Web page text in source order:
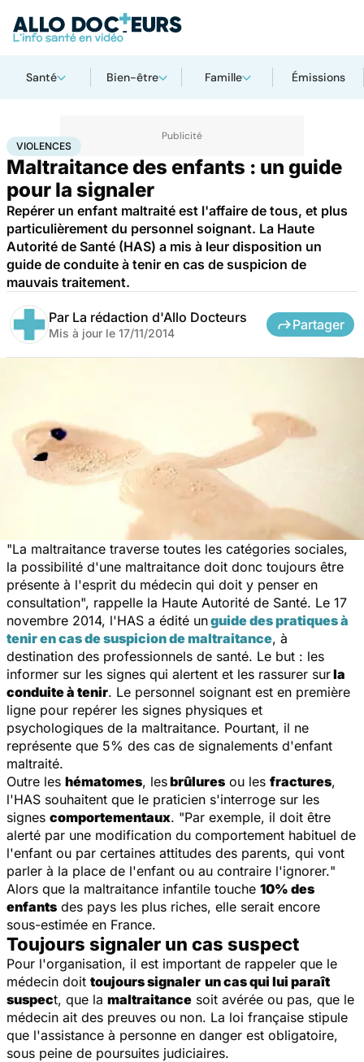
Santé Bien-être Famille Émissions
AccueilFamilleEnfant
VIOLENCES
Maltraitance des enfants : un guide
pour la signaler
Repérer un enfant maltraité est l'affaire de tous, et plus
particulièrement du personnel soignant. La Haute
Autorité de Santé (HAS) a mis à leur disposition un
guide de conduite à tenir en cas de suspicion de
mauvais traitement.
Par La rédaction d'Allo Docteurs
Mis à jour le 17/11/2014
Partager
"La maltraitance traverse toutes les catégories sociales,
la possibilité d'une maltraitance doit donc toujours être
présente à l'esprit du médecin qui doit y penser en
consultation", rappelle la Haute Autorité de Santé. Le 17
novembre 2014, l'HAS a édité unguide des pratiques à
tenir en cas de suspicion de maltraitance, à
destination des professionnels de santé. Le but : les
informer sur les signes qui alertent et les rassurer surla
conduite à tenir. Le personnel soignant est en première
ligne pour repérer les signes physiques et
psychologiques de la maltraitance. Pourtant, il ne
représente que 5% des cas de signalements d'enfant
maltraité.
Outre les hématomes, lesbrûlures ou les fractures,
l'HAS souhaitent que le praticien s'interroge sur les
signes comportementaux. "Par exemple, il doit être
alerté par une modification du comportement habituel de
l'enfant ou par certaines attitudes des parents, qui vont
parler à la place de l'enfant ou au contraire l'ignorer."
Alors que la maltraitance infantile touche 10% des
enfants des pays les plus riches, elle serait encore
sous-estimée en France.
Toujours signaler un cas suspect
Pour l'organisation, il est important de rappeler que le
médecin doit toujours signaler un cas qui lui paraît
suspect, que la maltraitance soit avérée ou pas, que le
médecin ait des preuves ou non. La loi française stipule
que l'assistance à personne en danger est obligatoire,
sous peine de poursuites judiciaires.